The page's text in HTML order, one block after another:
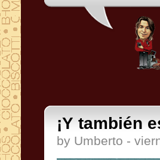
¡Y también
by Umberto -